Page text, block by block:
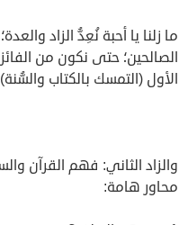
ما زلنا يا أحبة نُعِدُّ الزاد
الصالحين؛ حتى نكون من
الأول (التمسك بالكتاب
والزاد الثاني: فهم القرآن
محاور هامة: